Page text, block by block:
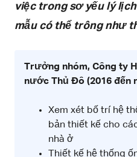
việc trong sơ yếu lý
mẫu có thể trông như
Trưởng nhóm, Công ty
nước Thủ Đô (2016 đến
Xem xét bố trí hệ
bản thiết kế cho
nhà ở
Thiết kế hệ thống